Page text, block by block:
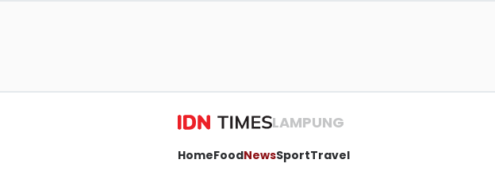
LAMPUNG
HomeFoodNewsSportTravel